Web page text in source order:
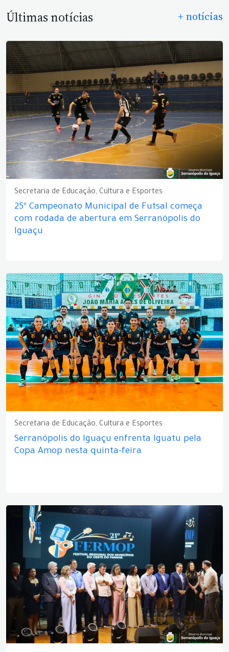
Últimas notícias + notícias
Secretaria de Educação, Cultura e Esportes
25º Campeonato Municipal de Futsal começa
com rodada de abertura em Serranópolis do
Iguaçu
Secretaria de Educação, Cultura e Esportes
Serranópolis do Iguaçu enfrenta Iguatu pela
Copa Amop nesta quinta-feira